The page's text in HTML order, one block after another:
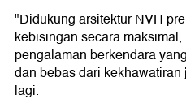
"Didukung arsitektur NVH
kebisingan secara
pengalaman berkendara
dan bebas dari
lagi.